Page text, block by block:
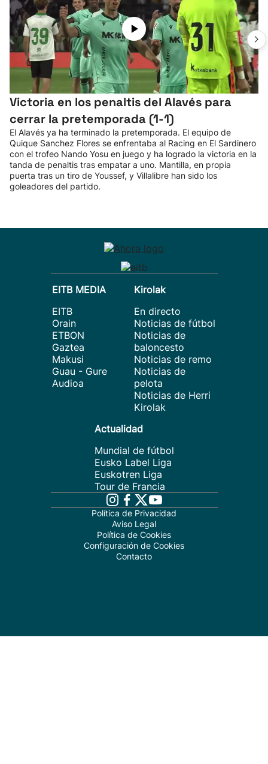
Victoria en los penaltis del Alavés para
cerrar la pretemporada (1-1)
El Alavés ya ha terminado la pretemporada. El equipo de
Quique Sanchez Flores se enfrentaba al Racing en El Sardinero
con el trofeo Nando Yosu en juego y ha logrado la victoria en la
tanda de penaltis tras empatar a uno. Mantilla, en propia
puerta tras un tiro de Youssef, y Villalibre han sido los
goleadores del partido.
EITB MEDIA
EITB
Orain
ETBON
Gaztea
Makusi
Guau - Gure
Audioa
Kirolak
En directo
Noticias de fútbol
Noticias de
baloncesto
Noticias de remo
Noticias de
pelota
Noticias de Herri
Kirolak
Actualidad
Mundial de fútbol
Eusko Label Liga
Euskotren Liga
Tour de Francia
Política de Privacidad
Aviso Legal
Política de Cookies
Configuración de Cookies
Contacto